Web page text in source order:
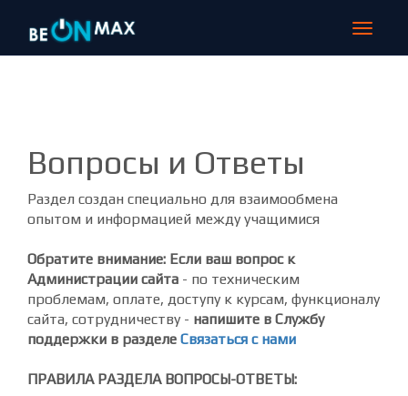
Toggle
Вопросы и Ответы
Раздел создан специально для взаимообмена
опытом и информацией между учащимися
Обратите внимание: Если ваш вопрос к
Администрации сайта - по техническим
проблемам, оплате, доступу к курсам, функционалу
сайта, сотрудничеству - напишите в Службу
поддержки в разделе Связаться с нами
ПРАВИЛА РАЗДЕЛА ВОПРОСЫ-ОТВЕТЫ: